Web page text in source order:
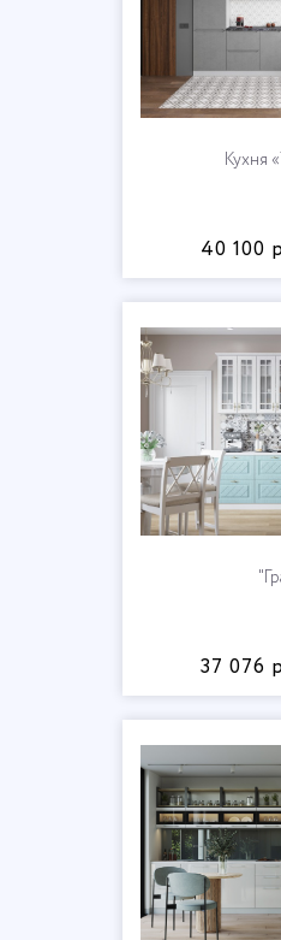
Кухня
40 100
37 076